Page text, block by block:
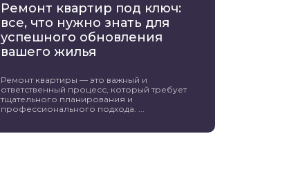
Ремонт квартир под ключ:
все, что нужно знать для
успешного обновления
вашего жилья
Ремонт квартиры — это важный и
ответственный процесс, который требует
тщательного планирования и
профессионального подхода. ...